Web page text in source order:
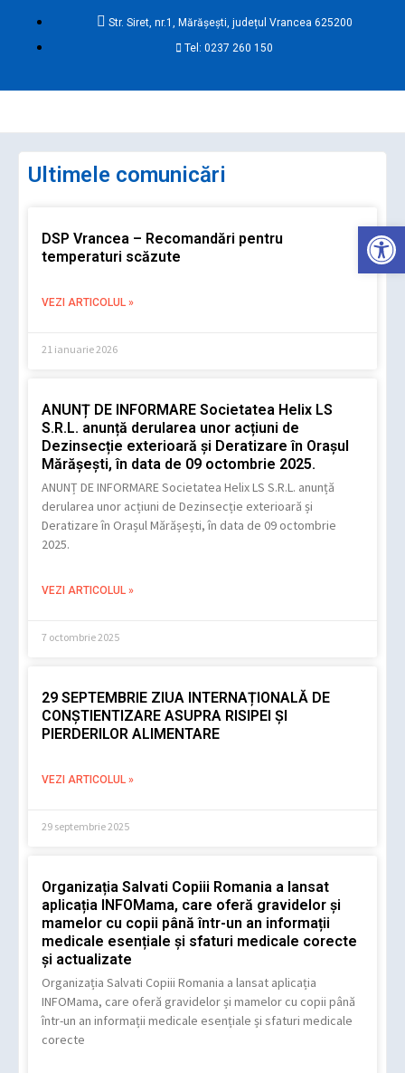
Str. Siret, nr.1, Mărășești, județul Vrancea 625200
Tel: 0237 260 150
Ultimele comunicări
DSP Vrancea – Recomandări pentru
temperaturi scăzute
VEZI ARTICOLUL »
21 ianuarie 2026
ANUNȚ DE INFORMARE Societatea Helix LS
S.R.L. anunță derularea unor acțiuni de
Dezinsecție exterioară și Deratizare în Orașul
Mărășești, în data de 09 octombrie 2025.
ANUNȚ DE INFORMARE Societatea Helix LS S.R.L. anunță
derularea unor acțiuni de Dezinsecție exterioară și
Deratizare în Orașul Mărășești, în data de 09 octombrie
2025.
VEZI ARTICOLUL »
7 octombrie 2025
29 SEPTEMBRIE ZIUA INTERNAȚIONALĂ DE
CONȘTIENTIZARE ASUPRA RISIPEI ȘI
PIERDERILOR ALIMENTARE
VEZI ARTICOLUL »
29 septembrie 2025
Organizația Salvati Copiii Romania a lansat
aplicația INFOMama, care oferă gravidelor și
mamelor cu copii până într-un an informații
medicale esențiale și sfaturi medicale corecte
și actualizate
Organizația Salvati Copiii Romania a lansat aplicația
INFOMama, care oferă gravidelor și mamelor cu copii până
într-un an informații medicale esențiale și sfaturi medicale
corecte
Deschide